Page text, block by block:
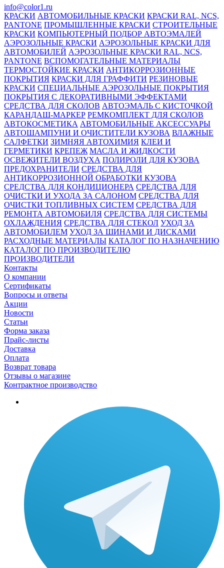
info@color1.ru
КРАСКИ АВТОМОБИЛЬНЫЕ КРАСКИ КРАСКИ RAL, NCS,
PANTONE ПРОМЫШЛЕННЫЕ КРАСКИ СТРОИТЕЛЬНЫЕ
КРАСКИ КОМПЬЮТЕРНЫЙ ПОДБОР АВТОЭМАЛЕЙ
АЭРОЗОЛЬНЫЕ КРАСКИ АЭРОЗОЛЬНЫЕ КРАСКИ ДЛЯ
АВТОМОБИЛЕЙ АЭРОЗОЛЬНЫЕ КРАСКИ RAL, NCS,
PANTONE ВСПОМОГАТЕЛЬНЫЕ МАТЕРИАЛЫ
ТЕРМОСТОЙКИЕ КРАСКИ АНТИКОРРОЗИОННЫЕ
ПОКРЫТИЯ КРАСКИ ДЛЯ ГРАФФИТИ РЕЗИНОВЫЕ
КРАСКИ СПЕЦИАЛЬНЫЕ АЭРОЗОЛЬНЫЕ ПОКРЫТИЯ
ПОКРЫТИЯ С ДЕКОРАТИВНЫМИ ЭФФЕКТАМИ
СРЕДСТВА ДЛЯ СКОЛОВ АВТОЭМАЛЬ С КИСТОЧКОЙ
КАРАНДАШ-МАРКЕР РЕМКОМПЛЕКТ ДЛЯ СКОЛОВ
АВТОКОСМЕТИКА АВТОМОБИЛЬНЫЕ АКСЕССУАРЫ
АВТОШАМПУНИ И ОЧИСТИТЕЛИ КУЗОВА ВЛАЖНЫЕ
САЛФЕТКИ ЗИМНЯЯ АВТОХИМИЯ КЛЕИ И
ГЕРМЕТИКИ КРЕПЕЖ МАСЛА И ЖИДКОСТИ
ОСВЕЖИТЕЛИ ВОЗДУХА ПОЛИРОЛИ ДЛЯ КУЗОВА
ПРЕДОХРАНИТЕЛИ СРЕДСТВА ДЛЯ
АНТИКОРРОЗИОННОЙ ОБРАБОТКИ КУЗОВА
СРЕДСТВА ДЛЯ КОНДИЦИОНЕРА СРЕДСТВА ДЛЯ
ОЧИСТКИ И УХОДА ЗА САЛОНОМ СРЕДСТВА ДЛЯ
ОЧИСТКИ ТОПЛИВНЫХ СИСТЕМ СРЕДСТВА ДЛЯ
РЕМОНТА АВТОМОБИЛЯ СРЕДСТВА ДЛЯ СИСТЕМЫ
ОХЛАЖДЕНИЯ СРЕДСТВА ДЛЯ СТЕКОЛ УХОД ЗА
АВТОМОБИЛЕМ УХОД ЗА ШИНАМИ И ДИСКАМИ
РАСХОДНЫЕ МАТЕРИАЛЫ КАТАЛОГ ПО НАЗНАЧЕНИЮ
КАТАЛОГ ПО ПРОИЗВОДИТЕЛЮ
ПРОИЗВОДИТЕЛИ
Контакты
О компании
Сертификаты
Вопросы и ответы
Акции
Новости
Статьи
Форма заказа
Прайс-листы
Доставка
Оплата
Возврат товара
Отзывы о магазине
Контрактное производство